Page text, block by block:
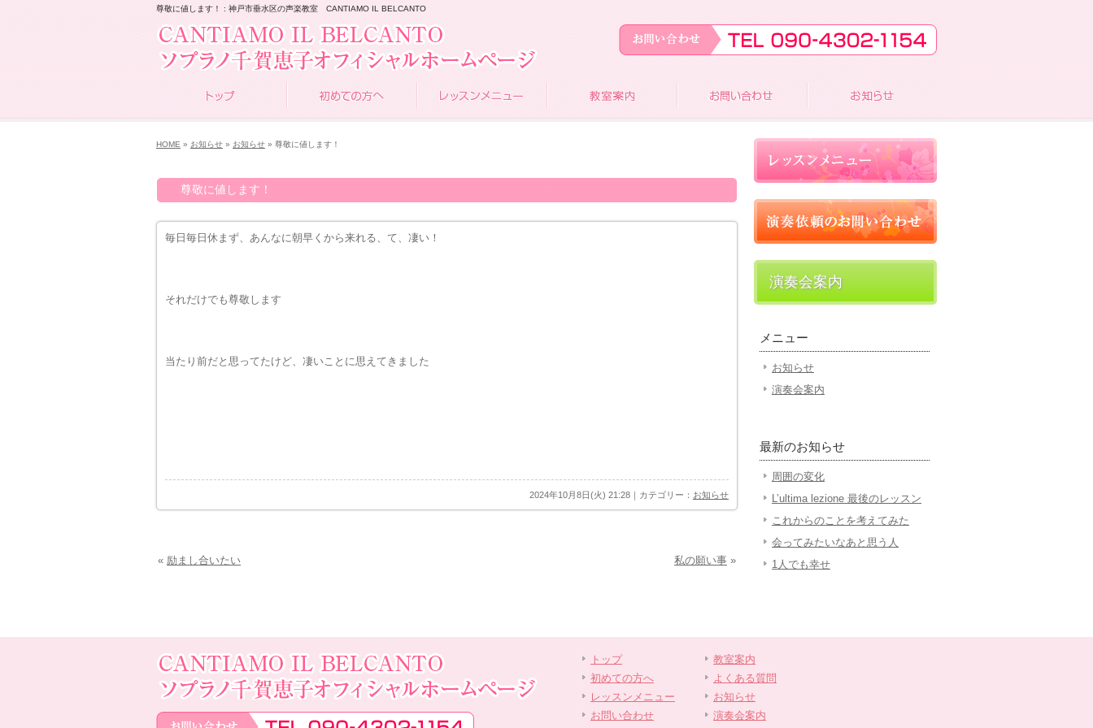
尊敬に値します！ : 神戸市垂水区の声楽教室 CANTIAMO IL BELCANTO
HOME » お知らせ » お知らせ » 尊敬に値します！
尊敬に値します！
毎日毎日休まず、あんなに朝早くから来れる、て、凄い！
それだけでも尊敬します
当たり前だと思ってたけど、凄いことに思えてきました
2024年10月8日(火) 21:28｜カテゴリー： お知らせ
« 励まし合いたい 私の願い事 »
演奏会案内
メニュー
お知らせ
演奏会案内
最新のお知らせ
周囲の変化
L’ultima lezione 最後のレッスン
これからのことを考えてみた
会ってみたいなあと思う人
1人でも幸せ
トップ
初めての方へ
レッスンメニュー
お問い合わせ
教室案内
よくある質問
お知らせ
演奏会案内